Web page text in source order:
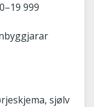
999
sjølv